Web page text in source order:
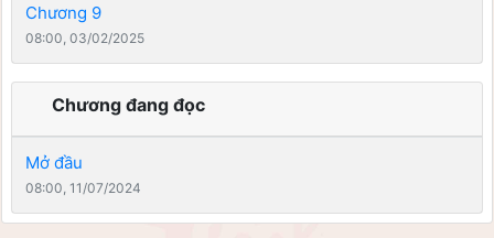
Chương 9
08:00, 03/02/2025
Chương đang đọc
Mở đầu
08:00, 11/07/2024